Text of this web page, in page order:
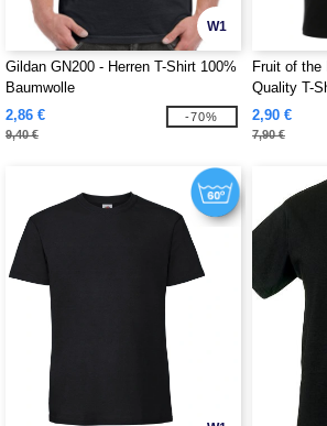
W1
Gildan GN200 - Herren T-Shirt 100%
Baumwolle
2,86 €
9,40 €
-70%
Fruit of the
Quality T-
2,90 €
7,90 €